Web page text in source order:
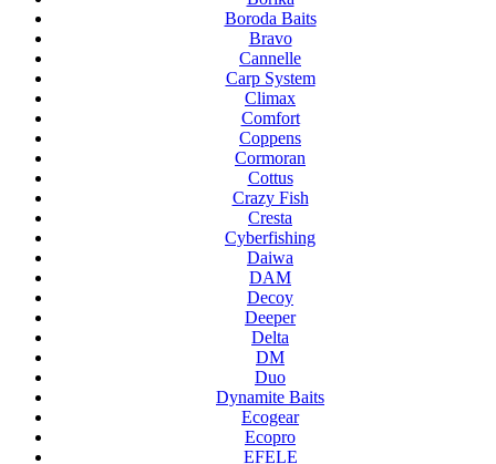
Boroda Baits
Bravo
Cannelle
Carp System
Climax
Comfort
Coppens
Cormoran
Cottus
Crazy Fish
Cresta
Cyberfishing
Daiwa
DAM
Decoy
Deeper
Delta
DM
Duo
Dynamite Baits
Ecogear
Ecopro
EFELE